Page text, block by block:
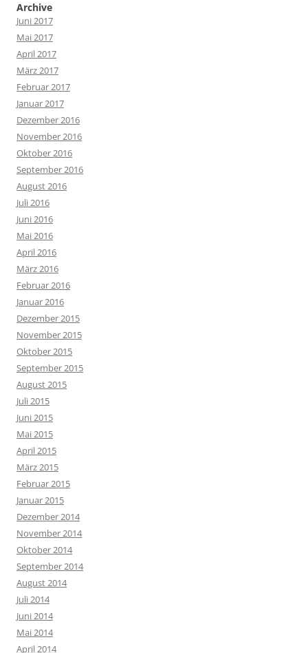
Archive
Juni 2017
Mai 2017
April 2017
März 2017
Februar 2017
Januar 2017
Dezember 2016
November 2016
Oktober 2016
September 2016
August 2016
Juli 2016
Juni 2016
Mai 2016
April 2016
März 2016
Februar 2016
Januar 2016
Dezember 2015
November 2015
Oktober 2015
September 2015
August 2015
Juli 2015
Juni 2015
Mai 2015
April 2015
März 2015
Februar 2015
Januar 2015
Dezember 2014
November 2014
Oktober 2014
September 2014
August 2014
Juli 2014
Juni 2014
Mai 2014
April 2014